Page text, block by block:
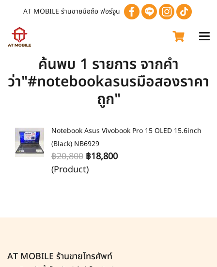
AT MOBILE ร้านขายมือถือ ฟอร์จูน
ค้นพบ 1 รายการ จากคำ
ว่า"#notebookasusมือสองราคา
ถูก"
Notebook Asus Vivobook Pro 15 OLED 15.6inch
(Black) NB6929
฿20,800 ฿18,800
(Product)
AT MOBILE ร้านขายโทรศัพท์